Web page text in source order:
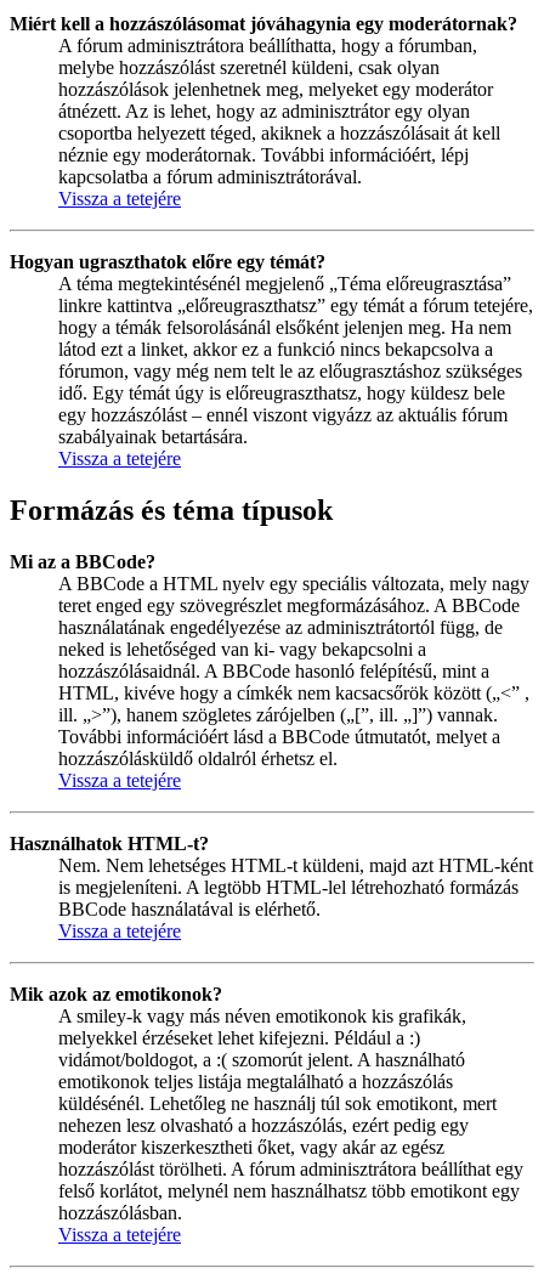
Miért kell a hozzászólásomat jóváhagynia egy moderátornak?
A fórum adminisztrátora beállíthatta, hogy a fórumban,
melybe hozzászólást szeretnél küldeni, csak olyan
hozzászólások jelenhetnek meg, melyeket egy moderátor
átnézett. Az is lehet, hogy az adminisztrátor egy olyan
csoportba helyezett téged, akiknek a hozzászólásait át kell
néznie egy moderátornak. További információért, lépj
kapcsolatba a fórum adminisztrátorával.
Vissza a tetejére
Hogyan ugraszthatok előre egy témát?
A téma megtekintésénél megjelenő „Téma előreugrasztása”
linkre kattintva „előreugraszthatsz” egy témát a fórum tetejére,
hogy a témák felsorolásánál elsőként jelenjen meg. Ha nem
látod ezt a linket, akkor ez a funkció nincs bekapcsolva a
fórumon, vagy még nem telt le az előugrasztáshoz szükséges
idő. Egy témát úgy is előreugraszthatsz, hogy küldesz bele
egy hozzászólást – ennél viszont vigyázz az aktuális fórum
szabályainak betartására.
Vissza a tetejére
Formázás és téma típusok
Mi az a BBCode?
A BBCode a HTML nyelv egy speciális változata, mely nagy
teret enged egy szövegrészlet megformázásához. A BBCode
használatának engedélyezése az adminisztrátortól függ, de
neked is lehetőséged van ki- vagy bekapcsolni a
hozzászólásaidnál. A BBCode hasonló felépítésű, mint a
HTML, kivéve hogy a címkék nem kacsacsőrök között („<” ,
ill. „>”), hanem szögletes zárójelben („[”, ill. „]”) vannak.
További információért lásd a BBCode útmutatót, melyet a
hozzászólásküldő oldalról érhetsz el.
Vissza a tetejére
Használhatok HTML-t?
Nem. Nem lehetséges HTML-t küldeni, majd azt HTML-ként
is megjeleníteni. A legtöbb HTML-lel létrehozható formázás
BBCode használatával is elérhető.
Vissza a tetejére
Mik azok az emotikonok?
A smiley-k vagy más néven emotikonok kis grafikák,
melyekkel érzéseket lehet kifejezni. Például a :)
vidámot/boldogot, a :( szomorút jelent. A használható
emotikonok teljes listája megtalálható a hozzászólás
küldésénél. Lehetőleg ne használj túl sok emotikont, mert
nehezen lesz olvasható a hozzászólás, ezért pedig egy
moderátor kiszerkesztheti őket, vagy akár az egész
hozzászólást törölheti. A fórum adminisztrátora beállíthat egy
felső korlátot, melynél nem használhatsz több emotikont egy
hozzászólásban.
Vissza a tetejére